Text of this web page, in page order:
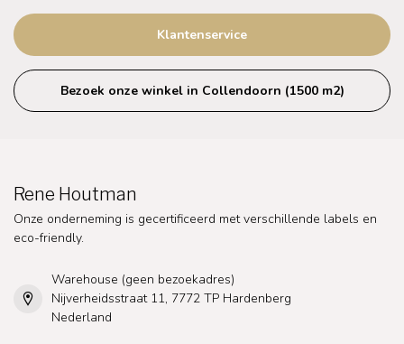
Klantenservice
Bezoek onze winkel in Collendoorn (1500 m2)
Rene Houtman
Onze onderneming is gecertificeerd met verschillende labels en
eco-friendly.
Warehouse (geen bezoekadres)
Nijverheidsstraat 11, 7772 TP Hardenberg
Nederland